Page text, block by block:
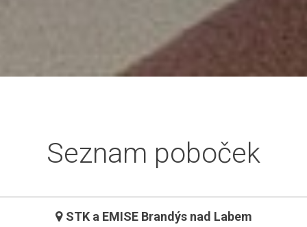
Seznam poboček
STK a EMISE Brandýs nad Labem